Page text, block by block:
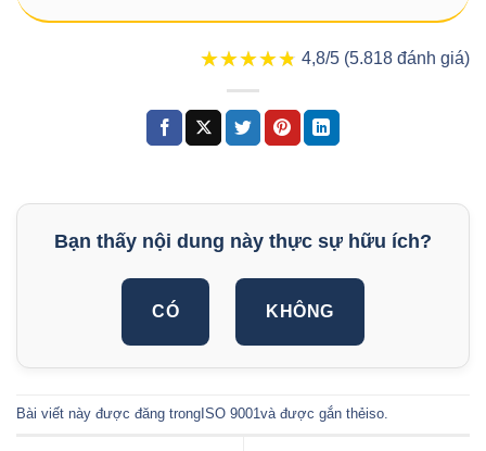
★★★★★
★★★★★ 4,8/5 (5.818 đánh giá)
Bạn thấy nội dung này thực sự hữu ích?
CÓ KHÔNG
Bài viết này được đăng trong ISO 9001 và được gắn thẻiso